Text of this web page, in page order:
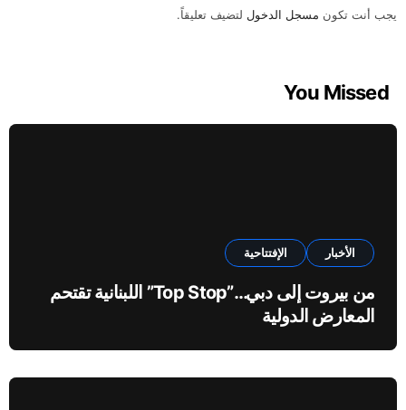
يجب أنت تكون مسجل الدخول لتضيف تعليقاً.
You Missed
الأخبار الإفتتاحية
من بيروت إلى دبي…”Top Stop” اللبنانية تقتحم
المعارض الدولية